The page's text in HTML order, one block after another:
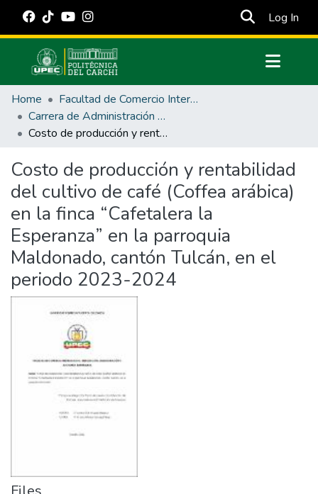
Log In
Communities & Collections
All of DSpace
Statistics
Estadísticas Externas
Manuales
Home
Facultad de Comercio Internacional, Integración, Administración y Economía Empresarial
Carrera de Administración de Empresas y Marketing
Costo de producción y rentabilidad del cultivo de café (Coffea arábica) en la finca “Cafetalera la Esperanza” en la parroquia Maldonado, cantón Tulcán, en el periodo 2023-2024
Costo de producción y rentabilidad
del cultivo de café (Coffea arábica)
en la finca “Cafetalera la
Esperanza” en la parroquia
Maldonado, cantón Tulcán, en el
periodo 2023-2024